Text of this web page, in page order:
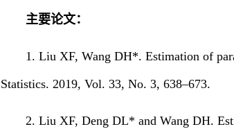
主要论文：
1. Liu XF, Wang DH*. Estimation of
Statistics. 2019, Vol. 33, No. 3, 638–673.
2. Liu XF, Deng DL* and Wang DH.